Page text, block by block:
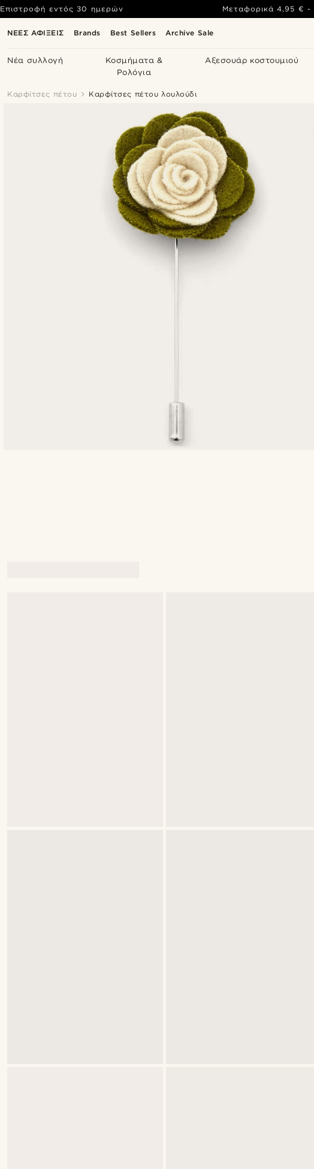
ΝΕΕΣ ΑΦΙΞΕΙΣ Brands Best Sellers Archive Sale
Νέα συλλογή
Κοσμήματα &
Ρολόγια
Αξεσουάρ κοστουμιού
Επιστροφή εντός 30 ημερών Μεταφορικά 4,95 € -
Καρφίτσες πέτου Καρφίτσες πέτου λουλούδι